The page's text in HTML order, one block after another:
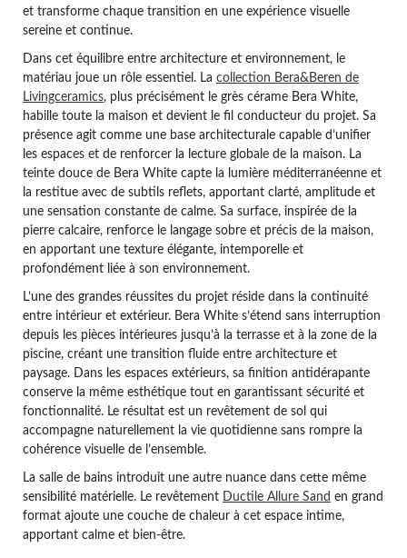
et transforme chaque transition en une expérience visuelle
sereine et continue.
Dans cet équilibre entre architecture et environnement, le
matériau joue un rôle essentiel. La collection Bera&Beren de
Livingceramics, plus précisément le grès cérame Bera White,
habille toute la maison et devient le fil conducteur du projet. Sa
présence agit comme une base architecturale capable d’unifier
les espaces et de renforcer la lecture globale de la maison. La
teinte douce de Bera White capte la lumière méditerranéenne et
la restitue avec de subtils reflets, apportant clarté, amplitude et
une sensation constante de calme. Sa surface, inspirée de la
pierre calcaire, renforce le langage sobre et précis de la maison,
en apportant une texture élégante, intemporelle et
profondément liée à son environnement.
L’une des grandes réussites du projet réside dans la continuité
entre intérieur et extérieur. Bera White s’étend sans interruption
depuis les pièces intérieures jusqu’à la terrasse et à la zone de la
piscine, créant une transition fluide entre architecture et
paysage. Dans les espaces extérieurs, sa finition antidérapante
conserve la même esthétique tout en garantissant sécurité et
fonctionnalité. Le résultat est un revêtement de sol qui
accompagne naturellement la vie quotidienne sans rompre la
cohérence visuelle de l’ensemble.
La salle de bains introduit une autre nuance dans cette même
sensibilité matérielle. Le revêtement Ductile Allure Sand en grand
format ajoute une couche de chaleur à cet espace intime,
apportant calme et bien-être.